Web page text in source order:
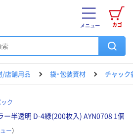
カゴ
メニュー
/店舗用品 袋・包装資材 チャック
ク
ー半透明 D-4緑(200枚入) AYN0708 1個
ー）